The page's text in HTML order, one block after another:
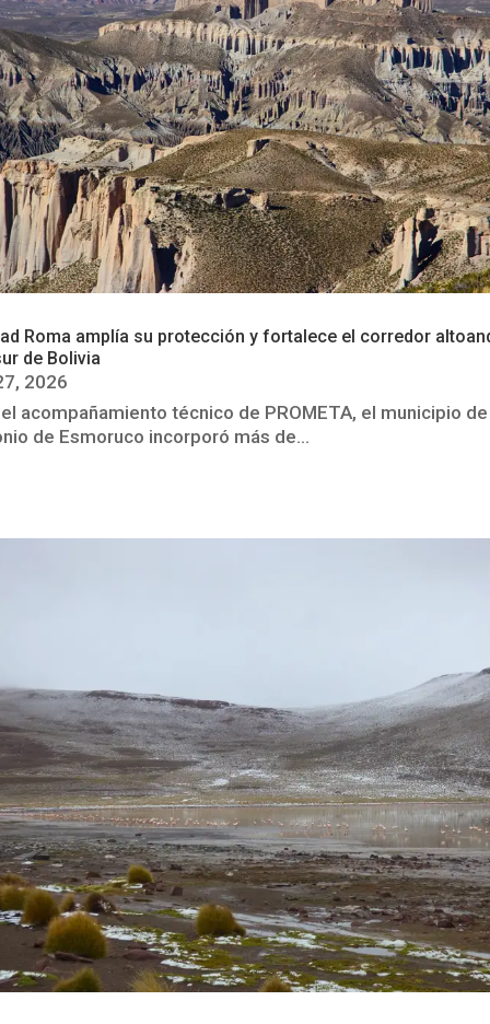
Roma amplía su protección y fortalece el corredor
de Bolivia
2026
acompañamiento técnico de PROMETA, el municipio de
de Esmoruco incorporó más de...